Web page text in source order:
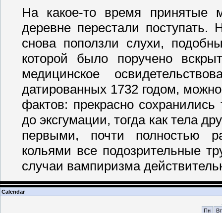
На какое-то время
деревне перестали поступать.
снова поползли слухи,
которой было поручено
медицинское
датированных 1732 годом,
фактов: прекрасно
до эксгумации, тогда как тела
первыми, почти полностью
кольями все подозрительные
случаи вампиризма
Calendar
Пн
Вт